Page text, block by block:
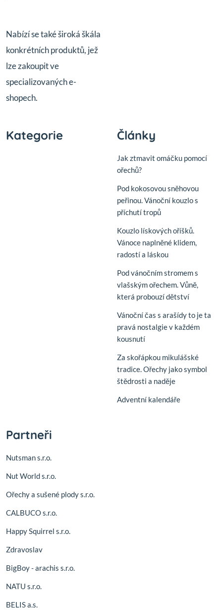
Nabízí se také široká škála
konkrétních produktů, jež
lze zakoupit ve
specializovaných e-
shopech.
Kategorie Články
Jak ztmavit omáčku pomocí
ořechů?
Pod kokosovou sněhovou
peřinou. Vánoční kouzlo s
příchutí tropů
Kouzlo lískových oříšků.
Vánoce naplněné klidem,
radostí a láskou
Pod vánočním stromem s
vlašským ořechem. Vůně,
která probouzí dětství
Vánoční čas s arašídy to je ta
pravá nostalgie v každém
kousnutí
Za skořápkou mikulášské
tradice. Ořechy jako symbol
štědrosti a naděje
Adventní kalendáře
Partneři
Nutsman s.r.o.
Nut World s.r.o.
Ořechy a sušené plody s.r.o.
CALBUCO s.r.o.
Happy Squirrel s.r.o.
Zdravoslav
BigBoy - arachis s.r.o.
NATU s.r.o.
BELIS a.s.